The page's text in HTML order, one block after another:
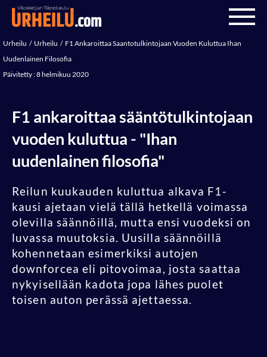
Urheilu Urheilu
F1 Ankaroittaa Saantotulkintojaan Vuoden Kuluttua Ihan
Uudenlainen Filosofia
Päivitetty : 8 helmikuu 2020
F1 ankaroittaa sääntötulkintojaan
vuoden kuluttua - "Ihan
uudenlainen filosofia"
Reilun kuukauden kuluttua alkava F1-
kausi ajetaan vielä tällä hetkellä voimassa
olevilla säännöillä, mutta ensi vuodeksi on
luvassa muutoksia. Uusilla säännöillä
kohennetaan esimerkiksi autojen
downforcea eli pitovoimaa, josta saattaa
nykyisellään kadota jopa lähes puolet
toisen auton perässä ajettaessa.